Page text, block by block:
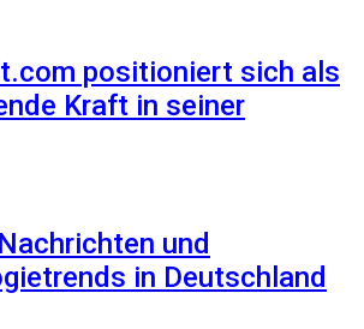
positioniert sich als
Kraft in seiner
und
in Deutschland